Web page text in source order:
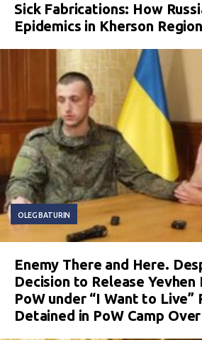
Sick Fabrications: How
Epidemics in Kherson Region
OLEG BATURIN
Enemy There and Here.
Decision to Release Yevhen
PoW under “I Want to Live”
Detained in PoW Camp